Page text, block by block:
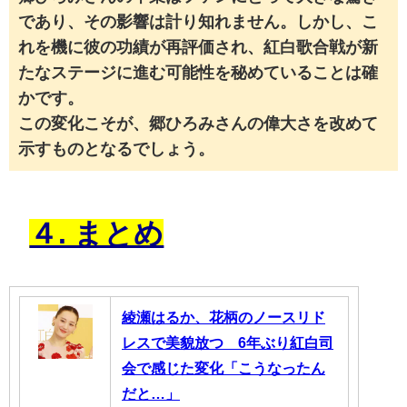
であり、その影響は計り知れません。しかし、こ
れを機に彼の功績が再評価され、紅白歌合戦が新
たなステージに進む可能性を秘めていることは確
かです。
この変化こそが、郷ひろみさんの偉大さを改めて
示すものとなるでしょう。
４. まとめ
綾瀬はるか、花柄のノースリド
レスで美貌放つ 6年ぶり紅白司
会で感じた変化「こうなったん
だと…」